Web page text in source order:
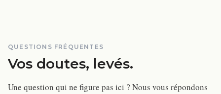
QUESTIONS FRÉQUENTES
Vos doutes, levés.
Une question qui ne figure pas ici ? Nous vous répondons